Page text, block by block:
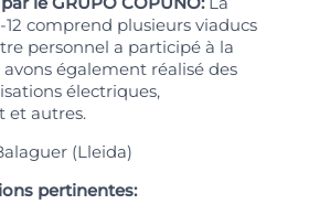
comprend plusieurs viaducs
personnel a participé à la
également réalisé des
électriques,
et autres.
(Lleida)
pertinentes: